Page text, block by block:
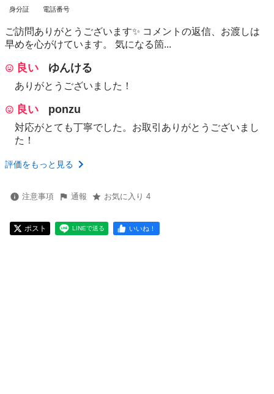
身分証 電話番号
ご訪問ありがとうございます✨ コメントの返信、お渡しは
早めを心がけています。 気になる箇...
良い ゆんける
ありがとうございました！
良い ponzu
対応がとても丁寧でした。お取引ありがとうございまし
た！
評価をもっと見る
注意事項 通報 お気に入り 4
ポスト LINEで送る いいね！